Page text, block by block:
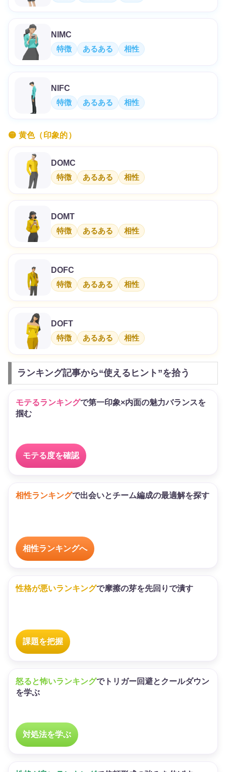
NIMC
特徴 あるある 相性
NIFC
特徴 あるある 相性
🟡 黄色（印象的）
DOMC
特徴 あるある 相性
DOMT
特徴 あるある 相性
DOFC
特徴 あるある 相性
DOFT
特徴 あるある 相性
ランキング記事から“使えるヒント”を拾う
モテるランキングで第一印象×内面の魅力バランスを
掴む
モテる度を確認
相性ランキングで出会いとチーム編成の最適解を探す
相性ランキングへ
性格が悪いランキングで摩擦の芽を先回りで潰す
課題を把握
怒ると怖いランキングでトリガー回避とクールダウン
を学ぶ
対処法を学ぶ